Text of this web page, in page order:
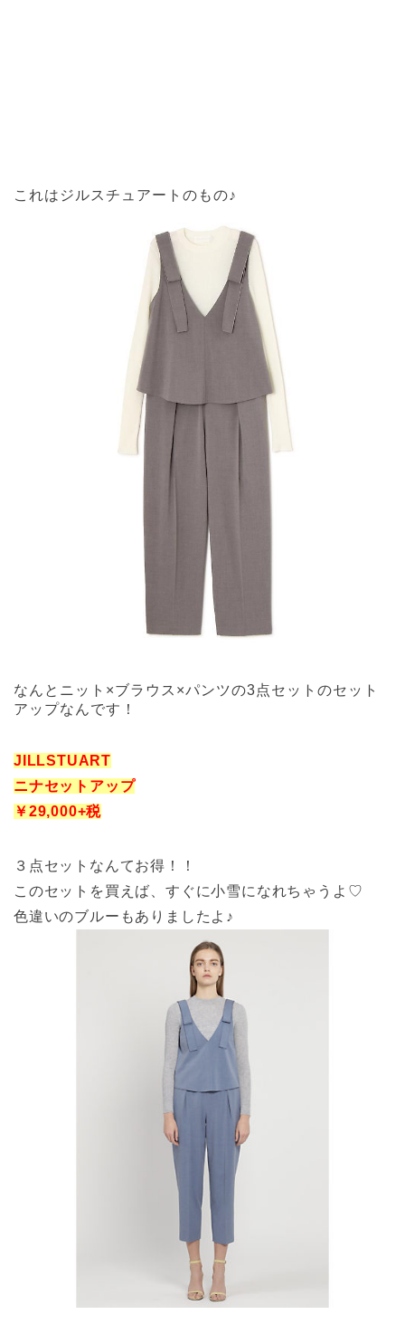
これはジルスチュアートのもの♪
なんとニット×ブラウス×パンツの3点セットのセット
アップなんです！
JILLSTUART
ニナセットアップ
￥29,000+税
３点セットなんてお得！！
このセットを買えば、すぐに小雪になれちゃうよ♡
色違いのブルーもありましたよ♪